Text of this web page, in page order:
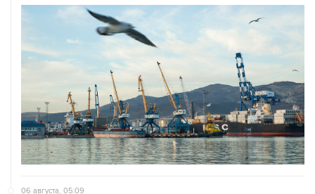
06 августа, 05:09